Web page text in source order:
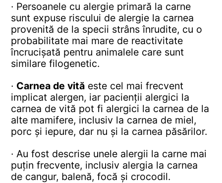
· Persoanele cu alergie primară la carne
sunt expuse riscului de alergie la carnea
provenită de la specii strâns înrudite, cu o
probabilitate mai mare de reactivitate
încrucișată pentru animalele care sunt
similare filogenetic.
· Carnea de vităeste cel mai frecvent
implicat alergen, iar pacienții alergici la
carnea de vită pot fi alergici la carnea de la
alte mamifere, inclusiv la carnea de miel,
porc și iepure, dar nu și la carnea păsărilor.
· Au fost descrise unele alergii la carne mai
puțin frecvente, inclusiv alergia la carnea
de cangur, balenă, focă și crocodil.